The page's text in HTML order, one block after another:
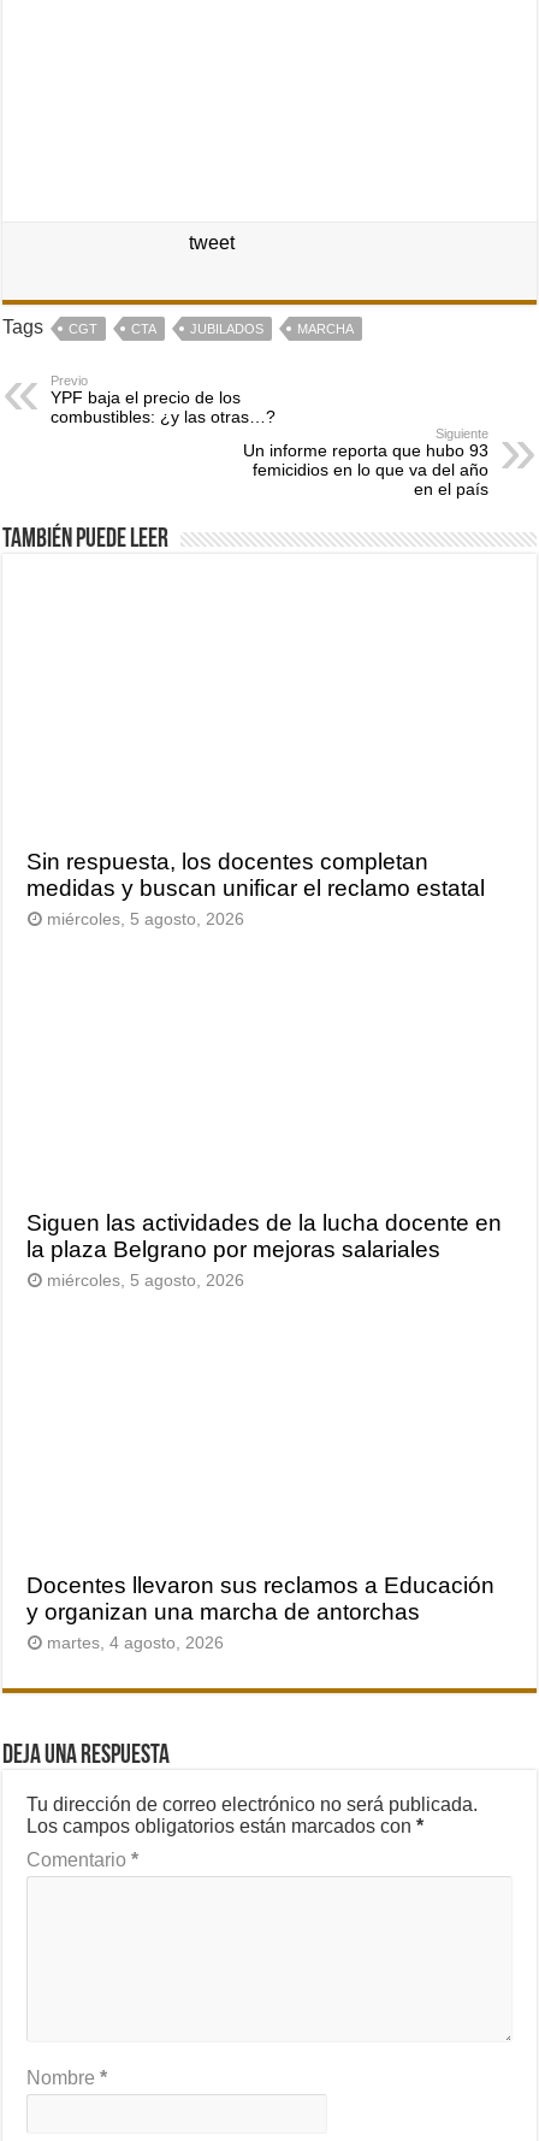
tweet
Tags CGT CTA JUBILADOS MARCHA
Previo
YPF baja el precio de los
combustibles: ¿y las otras…?
Siguiente
Un informe reporta que hubo 93
femicidios en lo que va del año
en el país
También puede leer
Sin respuesta, los docentes completan
medidas y buscan unificar el reclamo estatal
miércoles, 5 agosto, 2026
Siguen las actividades de la lucha docente en
la plaza Belgrano por mejoras salariales
miércoles, 5 agosto, 2026
Docentes llevaron sus reclamos a Educación
y organizan una marcha de antorchas
martes, 4 agosto, 2026
Deja una respuesta
Tu dirección de correo electrónico no será publicada.
Los campos obligatorios están marcados con*
Comentario*
Nombre*